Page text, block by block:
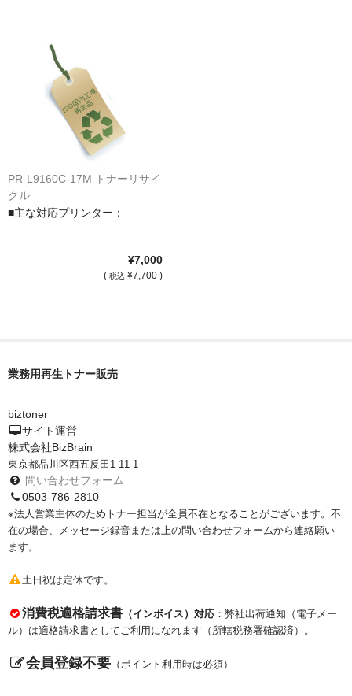
PR-L9160C-17M トナーリサイ
クル
■主な対応プリンター：
¥7,000
( 税込 ¥7,700 )
業務用再生トナー販売
biztoner
サイト運営
株式会社BizBrain
東京都品川区西五反田1-11-1
問い合わせフォーム
0503-786-2810
※法人営業主体のためトナー担当が全員不在となることがございます。不
在の場合、メッセージ録音または上の問い合わせフォームから連絡願い
ます。
土日祝は定休です。
消費税適格請求書 （インボイス）対応 ：弊社出荷通知（電子メー
ル）は適格請求書としてご利用になれます（所轄税務署確認済）。
会員登録不要 （ポイント利用時は必須）